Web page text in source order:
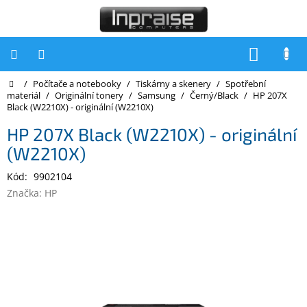
Počítače
Počítače
Notebooky
Tiskárny
Domů
/ Počítače a notebooky / Tiskárny a skenery / Spotřební
materiál / Originální tonery / Samsung / Černý/Black / HP 207X
Black (W2210X) - originální (W2210X)
HP 207X Black (W2210X) - originální
(W2210X)
Kód: 9902104
Značka: HP